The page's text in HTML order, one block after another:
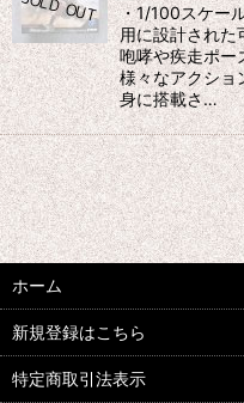
・1/100スケー
用に設計された
咆哮や疾走ポー
様々なアクショ
身に搭載さ…
ホーム
新規登録はこちら
特定商取引法表示